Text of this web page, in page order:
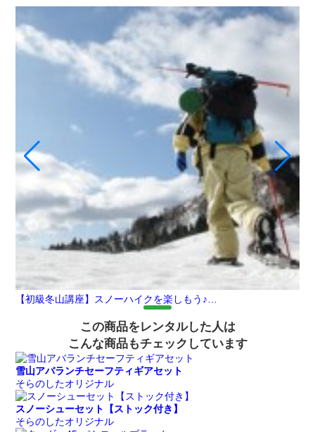
【初級冬山講座】スノーハイクを楽しもう♪…
この商品をレンタルした人は
こんな商品もチェックしています
雪山アバランチセーフティギアセット
そらのしたオリジナル
スノーシューセット【ストック付き】
そらのしたオリジナル